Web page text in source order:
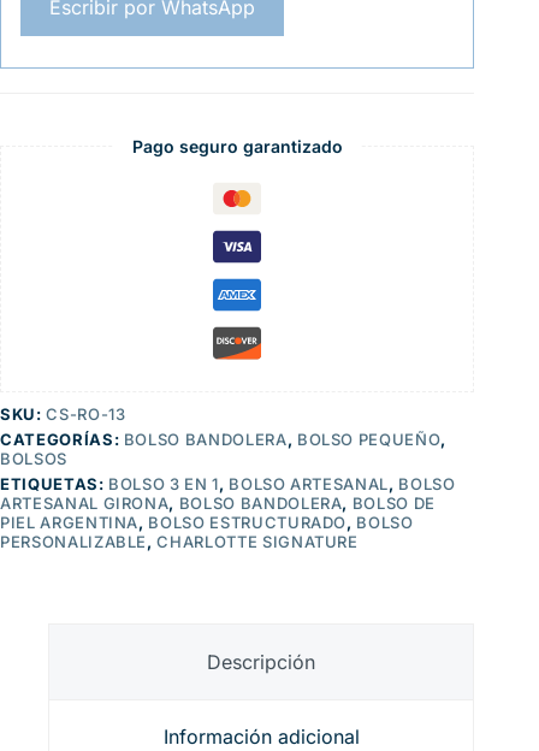
Escribir por WhatsApp
Pago seguro garantizado
SKU:CS-RO-13
CATEGORÍAS: BOLSO BANDOLERA, BOLSO PEQUEÑO,
BOLSOS
ETIQUETAS: BOLSO 3 EN 1, BOLSO ARTESANAL, BOLSO
ARTESANAL GIRONA, BOLSO BANDOLERA, BOLSO DE
PIEL ARGENTINA, BOLSO ESTRUCTURADO, BOLSO
PERSONALIZABLE,CHARLOTTE SIGNATURE
Descripción
Información adicional